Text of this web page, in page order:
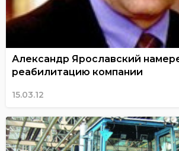
Александр Ярославский
реабилитацию компании
15.03.12